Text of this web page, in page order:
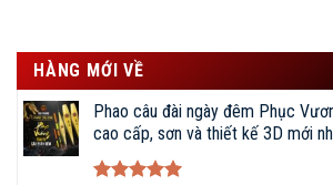
HÀNG MỚI VỀ
Phao câu đài ngày đêm Phục
cao cấp, sơn và thiết kế 3D mới